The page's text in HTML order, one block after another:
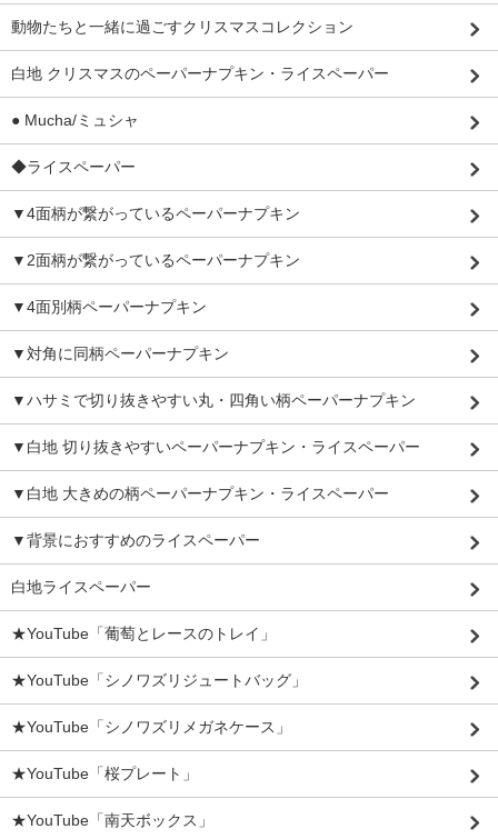
動物たちと一緒に過ごすクリスマスコレクション
白地 クリスマスのペーパーナプキン・ライスペーパー
● Mucha/ミュシャ
◆ライスペーパー
▼4面柄が繋がっているペーパーナプキン
▼2面柄が繋がっているペーパーナプキン
▼4面別柄ペーパーナプキン
▼対角に同柄ペーパーナプキン
▼ハサミで切り抜きやすい丸・四角い柄ペーパーナプキン
▼白地 切り抜きやすいペーパーナプキン・ライスペーパー
▼白地 大きめの柄ペーパーナプキン・ライスペーパー
▼背景におすすめのライスペーパー
白地ライスペーパー
★YouTube「葡萄とレースのトレイ」
★YouTube「シノワズリジュートバッグ」
★YouTube「シノワズリメガネケース」
★YouTube「桜プレート」
★YouTube「南天ボックス」